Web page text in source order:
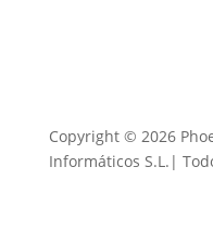
Copyright © 2026
Informáticos S.L.|